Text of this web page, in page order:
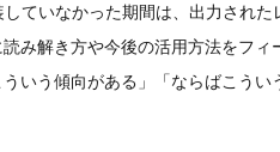
ていなかった期間は、出力され
読み解き方や今後の活用方法をフ
いう傾向がある」「ならばこう